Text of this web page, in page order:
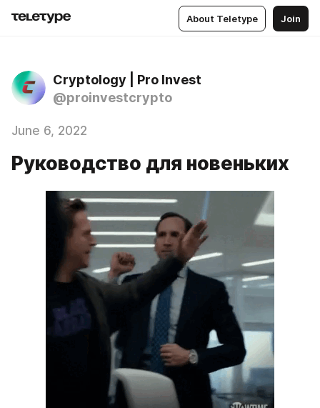
About Teletype Join
Cryptology | Pro Invest
@proinvestcrypto
June 6, 2022
Руководство для новеньких